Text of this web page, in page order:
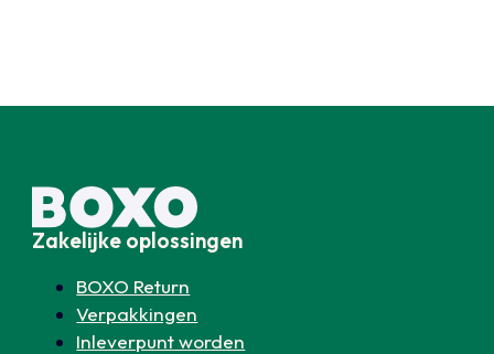
Zakelijke oplossingen
BOXO Return
Verpakkingen
Inleverpunt worden